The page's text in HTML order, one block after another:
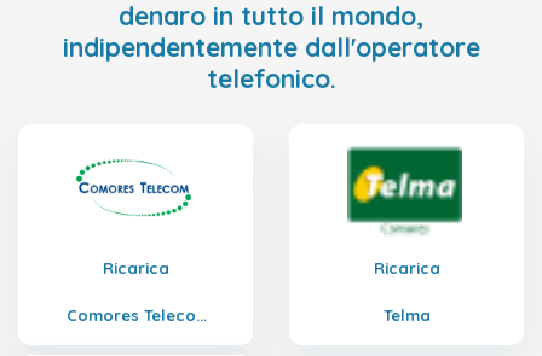
denaro in tutto il mondo,
indipendentemente dall'operatore
telefonico.
Ricarica
Comores Teleco...
Ricarica
Telma